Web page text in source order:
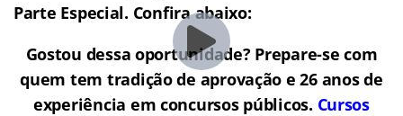
Parte Especial. Confira abaixo:
Gostou dessa oportunidade? Prepare-se com
quem tem tradição de aprovação e 26 anos de
experiência em concursos públicos. Cursos